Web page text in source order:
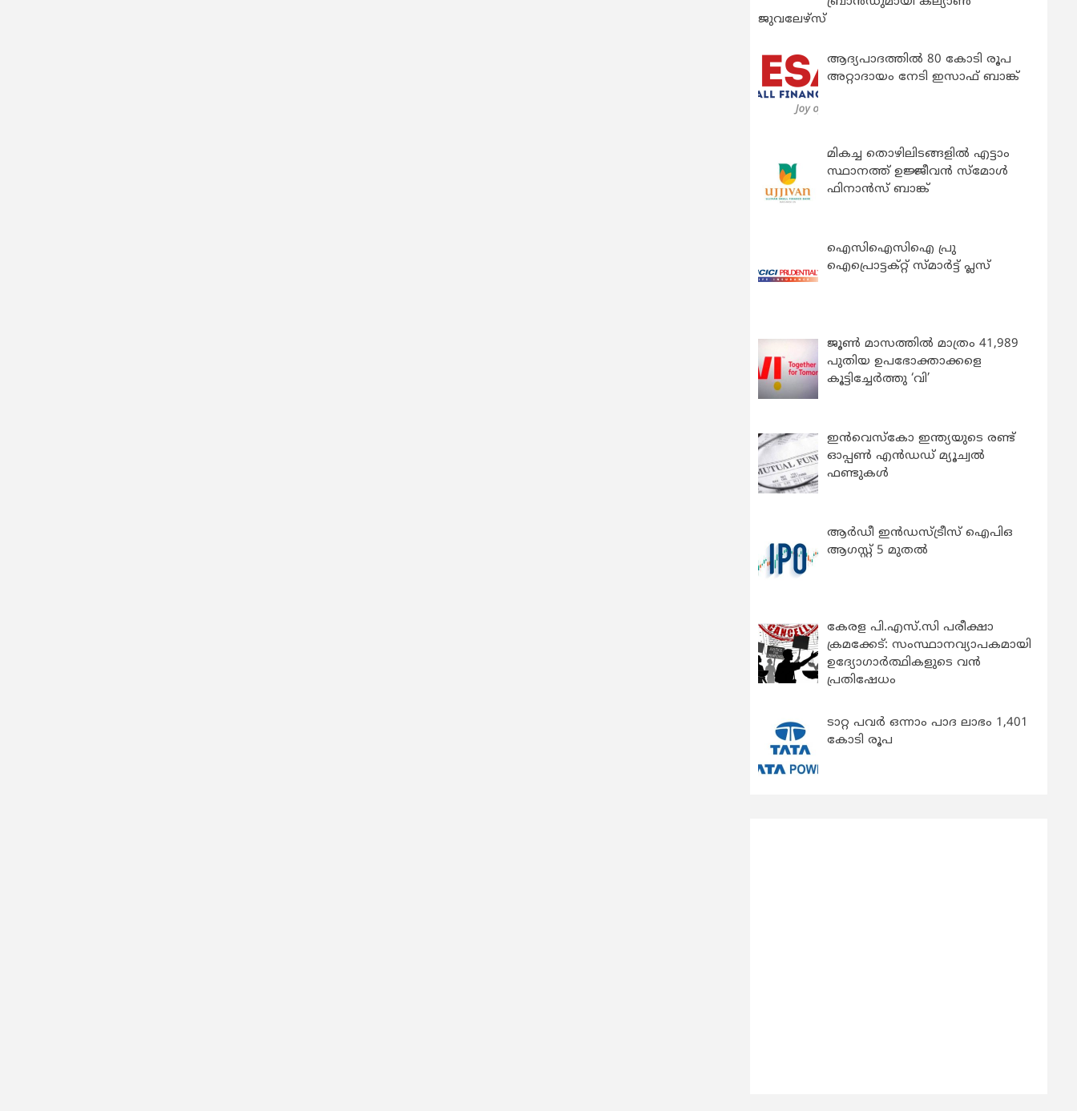
ജുവലേഴ്‌സ്
ആദ്യപാദത്തിൽ 80 കോടി രൂപ
അറ്റാദായം നേടി ഇസാഫ് ബാങ്ക്
മികച്ച തൊഴിലിടങ്ങളിൽ എട്ടാം
സ്ഥാനത്ത് ഉജ്ജീവൻ സ്മോൾ
ഫിനാൻസ് ബാങ്ക്
ഐസിഐസിഐ പ്രു
ഐപ്രൊട്ടക്റ്റ് സ്മാർട്ട് പ്ലസ്
ജൂൺ മാസത്തിൽ മാത്രം 41,989
പുതിയ ഉപഭോക്താക്കളെ
കൂട്ടിച്ചേർത്തു ‘വി’
ഇന്‍വെസ്കോ ഇന്ത്യയുടെ രണ്ട്
ഓപ്പണ്‍ എന്‍ഡഡ് മ്യൂച്വല്‍
ഫണ്ടുകള്‍
ആർഡീ ഇൻഡസ്ട്രീസ് ഐപിഒ
ആഗസ്റ്റ് 5 മുതൽ
കേരള പി.എസ്.സി പരീക്ഷാ
ക്രമക്കേട്: സംസ്ഥാനവ്യാപകമായി
ഉദ്യോഗാര്‍ത്ഥികളുടെ വന്‍
പ്രതിഷേധം
ടാറ്റ പവർ ഒന്നാം പാദ ലാഭം 1,401
കോടി രൂപ